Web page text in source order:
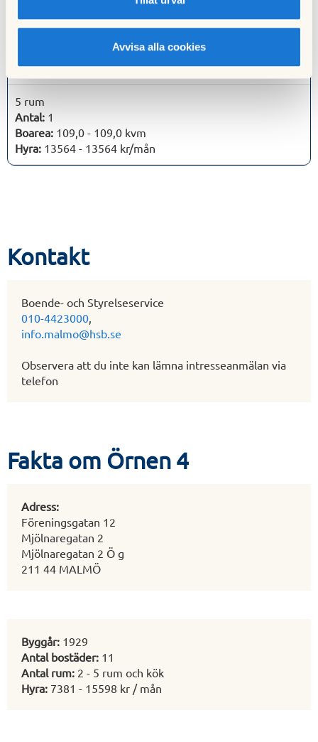
Avvisa alla cookies
4 rum
88,0 - 107,0 kvm
Hyra:11208 - 13163 kr/mån
5 rum
Antal: 1
Boarea: 109,0 - 109,0 kvm
Hyra: 13564 - 13564 kr/mån
Kontakt
Boende- och Styrelseservice
010-4423000
info.malmo@hsb.se
Observera att du inte kan lämna intresseanmälan via
telefon
Fakta om Örnen 4
Adress:
Föreningsgatan 12
Mjölnaregatan 2
Mjölnaregatan 2 Ö g
211 44 MALMÖ
Byggår: 1929
Antal bostäder: 11
Antal rum: 2 - 5 rum och kök
Hyra: 7381 - 15598 kr / mån